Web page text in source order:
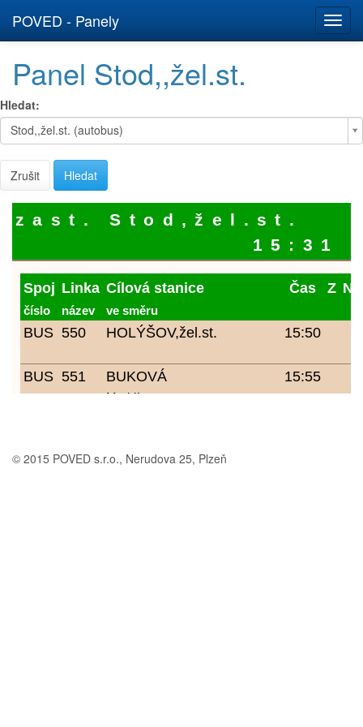
POVED - Panely
Panel Stod,,žel.st.
Hledat:
Stod,,žel.st. (autobus)
Hledat:
Zrušit
© 2015 POVED s.r.o., Nerudova 25, Plzeň